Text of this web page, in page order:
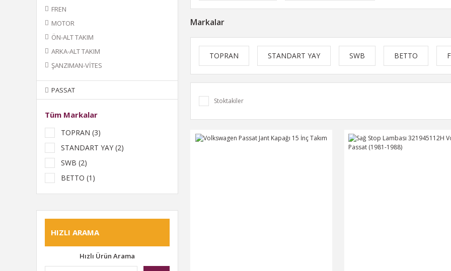
FREN
MOTOR
ÖN-ALT TAKIM
ARKA-ALT TAKIM
ŞANZIMAN-VİTES
PASSAT
Tüm Markalar
TOPRAN (3)
STANDART YAY (2)
SWB (2)
BETTO (1)
FEBİ (1)
HIZLI ARAMA
Hızlı Ürün Arama
Markalar
TOPRAN STANDART YAY SWB BETTO
Stoktakiler